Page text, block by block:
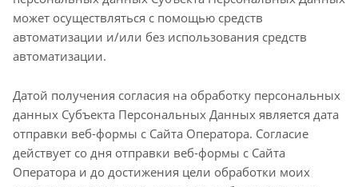
может осуществляться с помощью средств
автоматизации и/или без использования средств
автоматизации.
Датой получения согласия на обработку персональных
данных Субъекта Персональных Данных является дата
отправки веб-формы с Сайта Оператора. Согласие
действует со дня отправки веб-формы с Сайта
Оператора и до достижения цели обработки моих